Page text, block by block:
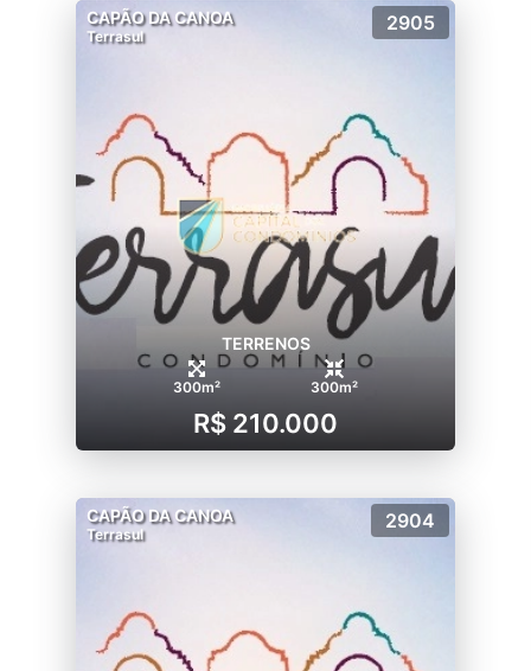
CAPÃO DA CANOA
Terrasul
2905
TERRENOS
300m² 300m²
R$ 210.000
CAPÃO DA CANOA
Terrasul
2904